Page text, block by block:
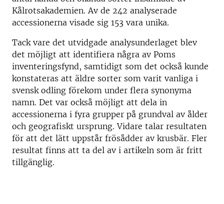
Kålrotsakademien. Av de 242 analyserade
accessionerna visade sig 153 vara unika.
Tack vare det utvidgade analysunderlaget blev
det möjligt att identifiera några av Poms
inventeringsfynd, samtidigt som det också kunde
konstateras att äldre sorter som varit vanliga i
svensk odling förekom under flera synonyma
namn. Det var också möjligt att dela in
accessionerna i fyra grupper på grundval av ålder
och geografiskt ursprung. Vidare talar resultaten
för att det lätt uppstår frösådder av krusbär. Fler
resultat finns att ta del av i artikeln som är fritt
tillgänglig.